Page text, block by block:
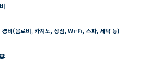
경비(음료비, 카지노, 상점, Wi-Fi, 스파, 세탁 등)